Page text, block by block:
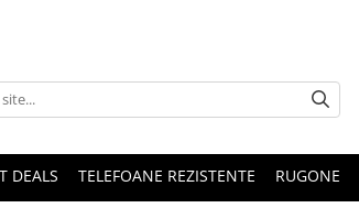
DEALS TELEFOANE REZISTENTE RUGONE